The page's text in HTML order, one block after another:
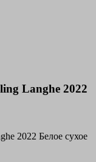
Langhe 2022